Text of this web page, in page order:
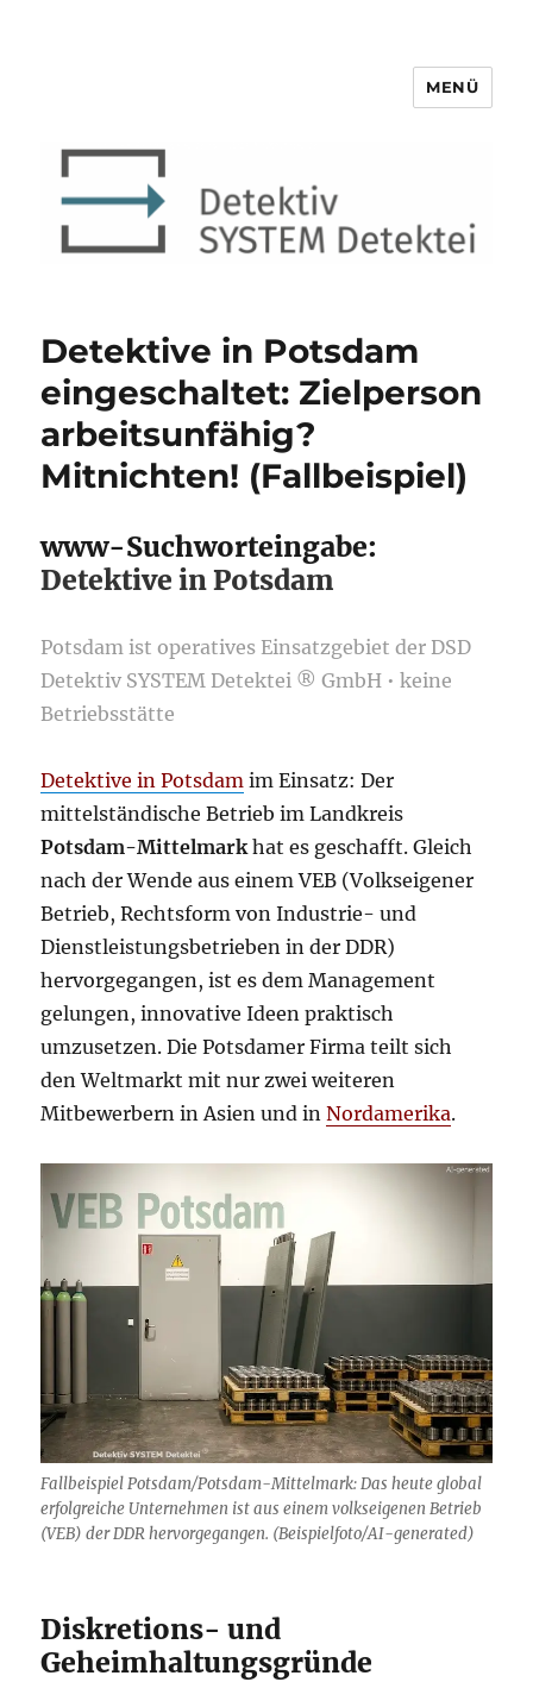
Detektiv SYSTEM Detektei ®
MENÜ
Detektive in Potsdam
eingeschaltet: Zielperson
arbeitsunfähig?
Mitnichten! (Fallbeispiel)
www-Suchworteingabe:
Detektive in Potsdam
Potsdam ist operatives Einsatzgebiet der DSD
Detektiv SYSTEM Detektei ® GmbH • keine
Betriebsstätte
Detektive in Potsdam im Einsatz: Der
mittelständische Betrieb im Landkreis
Potsdam-Mittelmark hat es geschafft. Gleich
nach der Wende aus einem VEB (Volkseigener
Betrieb, Rechtsform von Industrie- und
Dienstleistungsbetrieben in der DDR)
hervorgegangen, ist es dem Management
gelungen, innovative Ideen praktisch
umzusetzen. Die Potsdamer Firma teilt sich
den Weltmarkt mit nur zwei weiteren
Mitbewerbern in Asien und inNordamerika.
Fallbeispiel Potsdam/Potsdam-Mittelmark: Das heute global
erfolgreiche Unternehmen ist aus einem volkseigenen Betrieb
(VEB) der DDR hervorgegangen. (Beispielfoto/AI-generated)
Diskretions- und
Geheimhaltungsgründe